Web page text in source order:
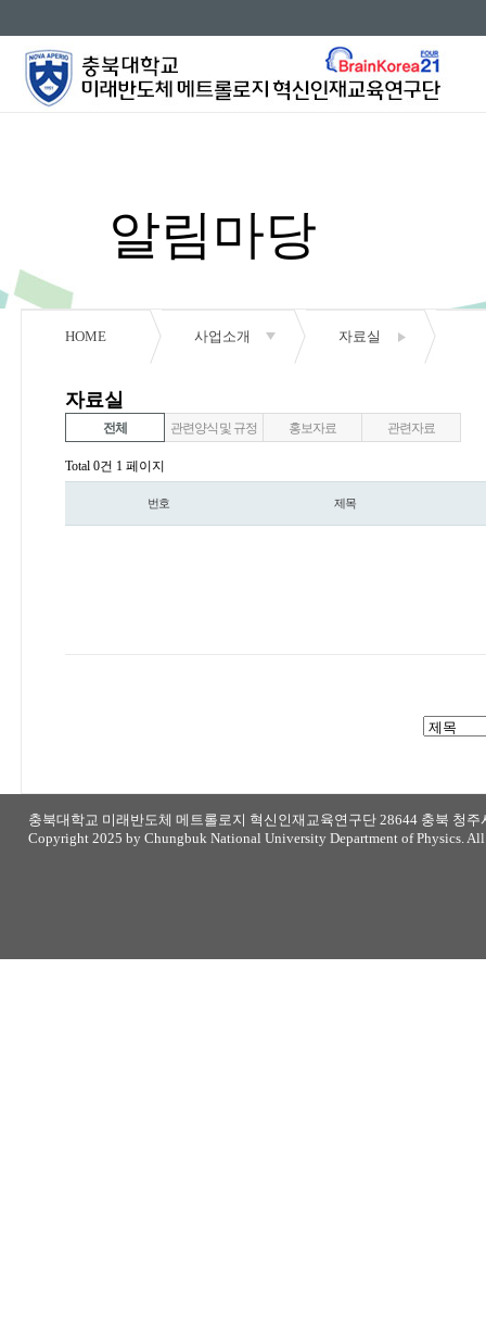
알림마당
HOME 사업소개
행사안내
자료실
자료실
전체 관련양식 및 규정 홍보자료 관련자료
Total 0건 1 페이지
번호 제목
충북대학교 미래반도체 메트롤로지 혁신인재교육연구단 28644 충북 청
Copyright 2025 by Chungbuk National University Department of Physics. All